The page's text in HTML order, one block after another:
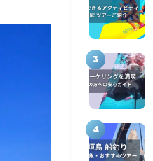
3
4